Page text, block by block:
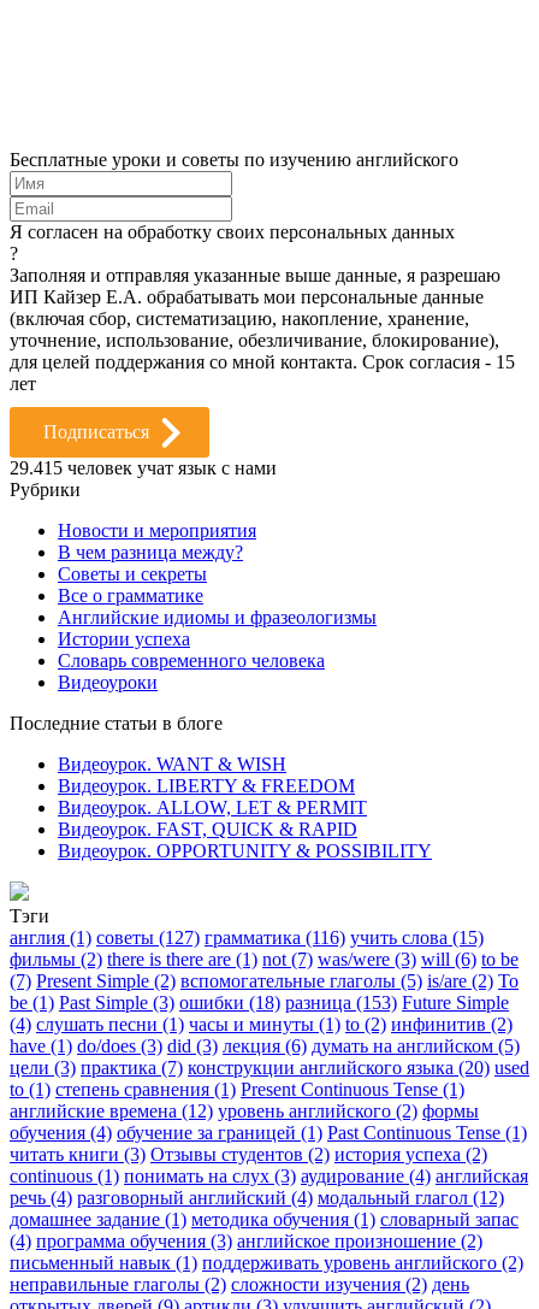
Бесплатные уроки и советы по изучению английского
Я согласен на обработку своих персональных данных
?
Заполняя и отправляя указанные выше данные, я разрешаю
ИП Кайзер Е.А. обрабатывать мои персональные данные
(включая сбор, систематизацию, накопление, хранение,
уточнение, использование, обезличивание, блокирование),
для целей поддержания со мной контакта. Срок согласия - 15
лет
Подписаться
29.415 человек учат язык с нами
Рубрики
Новости и мероприятия
В чем разница между?
Советы и секреты
Все о грамматике
Английские идиомы и фразеологизмы
Истории успеха
Словарь современного человека
Видеоуроки
Последние статьи в блоге
Видеоурок. WANT & WISH
Видеоурок. LIBERTY & FREEDOM
Видеоурок. ALLOW, LET & PERMIT
Видеоурок. FAST, QUICK & RAPID
Видеоурок. OPPORTUNITY & POSSIBILITY
Тэги
англия (1) советы (127) грамматика (116) учить слова (15)
фильмы (2) there is there are (1) not (7) was/were (3) will (6) to be
(7) Present Simple (2) вспомогательные глаголы (5) is/are (2) To
be (1) Past Simple (3) ошибки (18) разница (153) Future Simple
(4) слушать песни (1) часы и минуты (1) to (2) инфинитив (2)
have (1) do/does (3) did (3) лекция (6) думать на английском (5)
цели (3) практика (7) конструкции английского языка (20) used
to (1) степень сравнения (1) Present Continuous Tense (1)
английские времена (12) уровень английского (2) формы
обучения (4) обучение за границей (1) Past Continuous Tense (1)
читать книги (3) Отзывы студентов (2) история успеха (2)
continuous (1) понимать на слух (3) аудирование (4) английская
речь (4) разговорный английский (4) модальный глагол (12)
домашнее задание (1) методика обучения (1) словарный запас
(4) программа обучения (3) английское произношение (2)
письменный навык (1) поддерживать уровень английского (2)
неправильные глаголы (2) сложности изучения (2) день